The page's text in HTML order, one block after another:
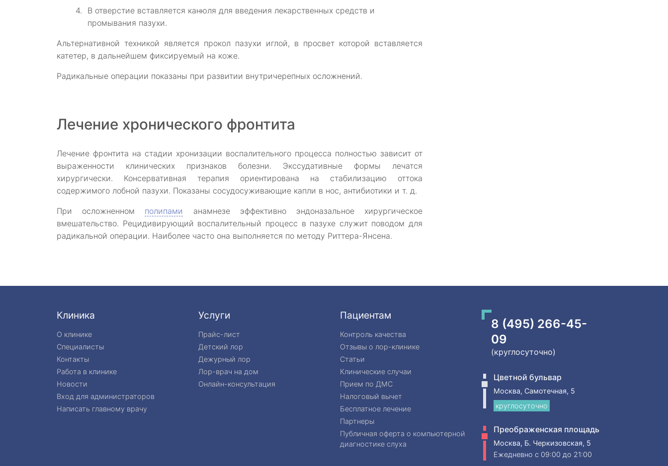
В отверстие вставляется канюля для введения лекарственных средств и
промывания пазухи.
Альтернативной техникой является прокол пазухи иглой, в просвет которой вставляется
катетер, в дальнейшем фиксируемый на коже.
Радикальные операции показаны при развитии внутричерепных осложнений.
Лечение хронического фронтита
Лечение фронтита на стадии хронизации воспалительного процесса полностью зависит от
выраженности клинических признаков болезни. Экссудативные формы лечатся
хирургически. Консервативная терапия ориентирована на стабилизацию оттока
содержимого лобной пазухи. Показаны сосудосуживающие капли в нос, антибиотики и т. д.
При осложненном полипами анамнезе эффективно эндоназальное хирургическое
вмешательство. Рецидивирующий воспалительный процесс в пазухе служит поводом для
радикальной операции. Наиболее часто она выполняется по методу Риттера-Янсена.
Клиника
О клинике
Специалисты
Контакты
Работа в клинике
Новости
Вход для администраторов
Написать главному врачу
Услуги
Прайс-лист
Детский лор
Дежурный лор
Лор-врач на дом
Онлайн-консультация
Пациентам
Контроль качества
Отзывы о лор-клинике
Статьи
Клинические случаи
Прием по ДМС
Налоговый вычет
Бесплатное лечение
Партнеры
Публичная оферта о компьютерной
диагностике слуха
8 (495) 266-45-
09
(круглосуточно)
Цветной бульвар
Москва, Самотечная, 5
круглосуточно
Преображенская площадь
Москва, Б. Черкизовская, 5
Ежедневно c 09:00 до 21:00